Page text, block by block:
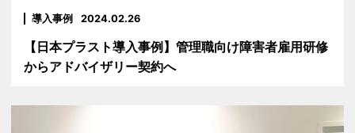
導入事例 2024.02.26
【日本プラスト導入事例】管理職向け障害者雇用研修
からアドバイザリー契約へ